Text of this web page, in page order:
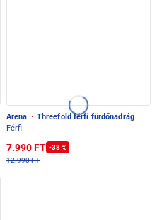
Arena · Threefold férfi fürdőnadrág
Férfi
7.990 FT -38 %
12.990 FT